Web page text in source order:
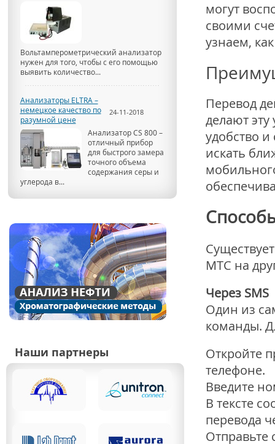
Вольтамперометрический анализатор
нужен для того, чтобы с его помощью
выявить количество...
Анализаторы ELTRA –
немецкое качество по
разумной цене
24-11-2018
Анализатор CS 800 –
отличный прибор
для быстрого замера
точного объема
содержания серы и
углерода в...
Наши партнеры
могут
своими
узнаем,
Перевод
делают
удобство
искать
МТС на
Через SMS
Один из
команды.
Откройте
телефоне.
Введите
В тексте
перевода
Отправьте